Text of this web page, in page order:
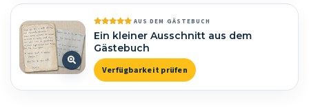
AUS DEM GÄSTEBUCH
Ein kleiner Ausschnitt aus dem
Gästebuch
Verfügbarkeit prüfen